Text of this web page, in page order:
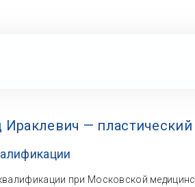
— пластический
при Московской